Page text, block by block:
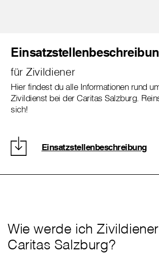
für Zivildiener
Hier findest du alle Informationen rund
Zivildienst bei der Caritas Salzburg.
sich!
Einsatzstellenbeschreibung
Wie werde ich
Caritas Salzburg?